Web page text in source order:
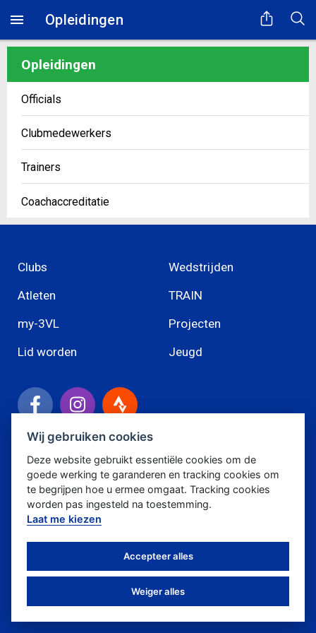
Opleidingen
Opleidingen
Officials
Clubmedewerkers
Trainers
Coachaccreditatie
Clubs
Atleten
my-3VL
Lid worden
Wedstrijden
TRAIN
Projecten
Jeugd
Triatlon Vlaanderen
Beenhouwerstraat 28
2830 Willebroek
info@triatlon.vlaanderen
Wij gebruiken cookies
Deze website gebruikt essentiële cookies om de
goede werking te garanderen en tracking cookies om
te begrijpen hoe u ermee omgaat. Tracking cookies
worden pas ingesteld na toestemming.
Laat me kiezen
Accepteer alles
Weiger alles